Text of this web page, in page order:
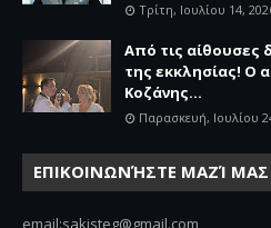
Τρίτη, Ιουλίου 14,
Από τις αίθουσες
της εκκλησίας! Ο
Κοζάνης...
Παρασκευή, Ιουλίου
ΕΠΙΚΟΙΝΩΝΉΣΤΕ ΜΑΖΊ ΜΑΣ
email:sakisteg@gmail.com